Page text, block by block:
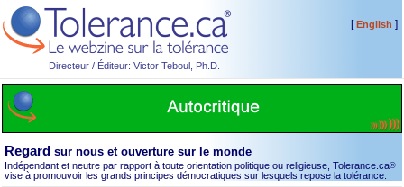
Directeur / Éditeur: Victor Teboul, Ph.D.
[English ]
Regard sur nous et ouverture sur le monde
Indépendant et neutre par rapport à toute orientation politique ou religieuse, Tolerance.ca®
vise à promouvoir les grands principes démocratiques sur lesquels repose la tolérance.